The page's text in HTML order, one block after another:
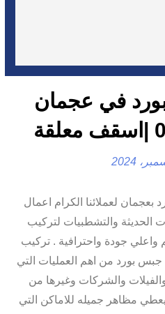
في عجمان
لعملائنا الكرام اعمال
الحديثة والتشطبيات لتركيب
واعلي جودة واحترافية . تركيب
بورد من اهم العمليات التي
والشركات وغيرها من
مظاهر جميله للاماكن التي